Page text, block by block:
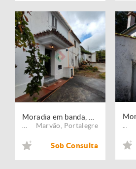
Marvão Portalegre
Sob Consulta